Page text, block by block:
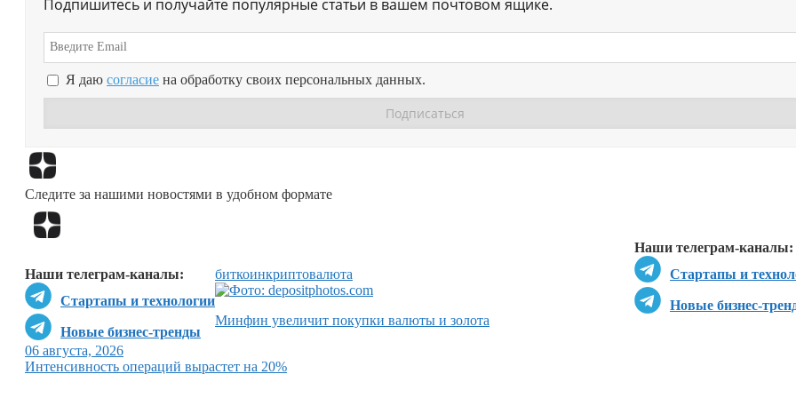
Подпишитесь и получайте популярные статьи в вашем почтовом ящике.
Я даю согласие на обработку своих персональных данных.
Следите за нашими новостями в удобном формате
Наши телеграм-каналы:
Стартапы и
Новые бизнес-
Наши телеграм-каналы:
Стартапы и технологии
Новые бизнес-тренды
биткоинкриптовалюта
Минфин увеличит покупки валюты и золота
06 августа, 2026
Интенсивность операций вырастет на 20%